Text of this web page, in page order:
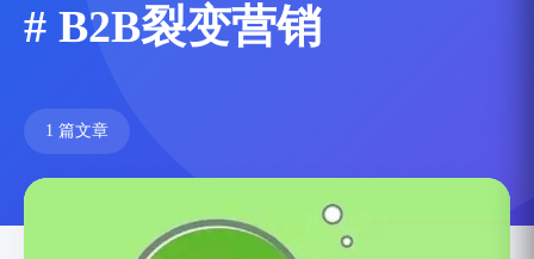
# B2B裂变营销
1 篇文章